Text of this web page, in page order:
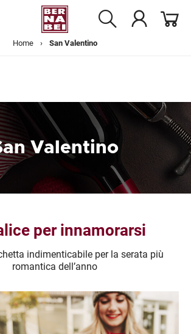
Home › San Valentino
Valentino
per innamorarsi
indimenticabile per la serata più
romantica dell’anno